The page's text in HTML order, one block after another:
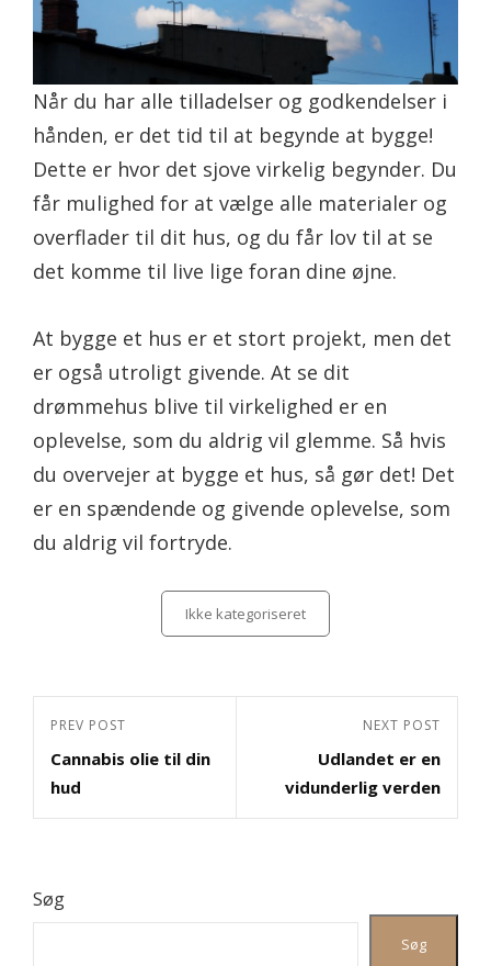
Når du har alle tilladelser og godkendelser i
hånden, er det tid til at begynde at bygge!
Dette er hvor det sjove virkelig begynder. Du
får mulighed for at vælge alle materialer og
overflader til dit hus, og du får lov til at se
det komme til live lige foran dine øjne.
At bygge et hus er et stort projekt, men det
er også utroligt givende. At se dit
drømmehus blive til virkelighed er en
oplevelse, som du aldrig vil glemme. Så hvis
du overvejer at bygge et hus, så gør det! Det
er en spændende og givende oplevelse, som
du aldrig vil fortryde.
Categories
Ikke kategoriseret
Indlægsnavigation
Previous
Post
PREV POST
Cannabis olie til din
hud
NEXT POST
Udlandet er en
vidunderlig verden
Søg
Søg